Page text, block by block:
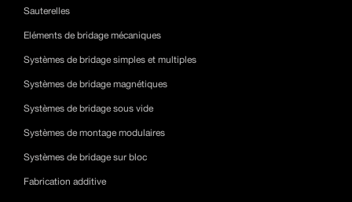
Sauterelles
Eléments de bridage mécaniques
Systèmes de bridage simples et multiples
Systèmes de bridage magnétiques
Systèmes de bridage sous vide
Systèmes de montage modulaires
Systèmes de bridage sur bloc
Fabrication additive